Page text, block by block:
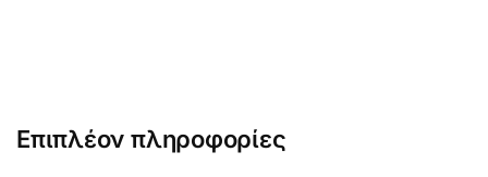
Επιπλέον πληροφορίες